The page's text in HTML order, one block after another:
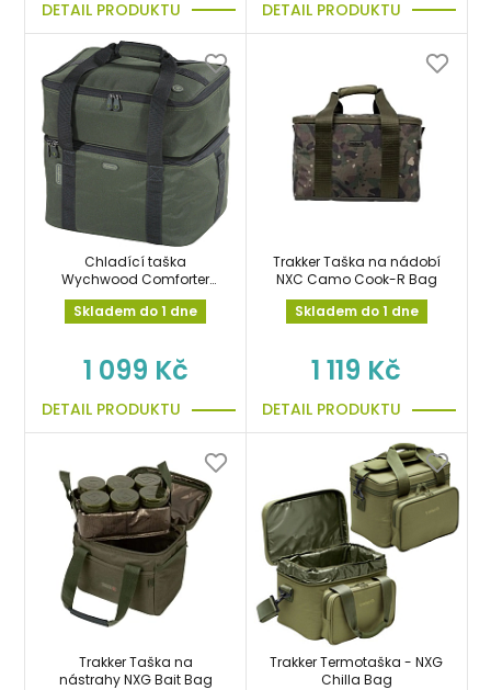
DETAIL PRODUKTU DETAIL PRODUKTU
Chladící taška
Wychwood Comforter
Session Cool Bag
Skladem do 1 dne
1 099 Kč
DETAIL PRODUKTU
Trakker Taška na nádobí
NXC Camo Cook-R Bag
Skladem do 1 dne
1 119 Kč
DETAIL PRODUKTU
Trakker Taška na
nástrahy NXG Bait Bag
Trakker Termotaška - NXG
Chilla Bag